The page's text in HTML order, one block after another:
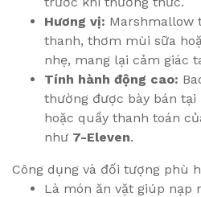
Hương vị: Marshmallow
thanh, thơm mùi sữa
nhẹ, mang lại cảm giác
Tính hành động cao:
thường được bày bán
hoặc quầy thanh toán
như 7-Eleven.
Công dụng và đối tượng phù
Là món ăn vặt giúp nạp